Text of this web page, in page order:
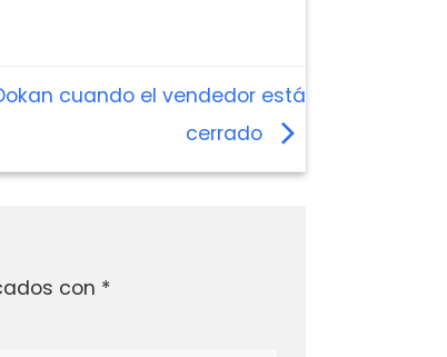
cuando el vendedor está
cerrado
con *